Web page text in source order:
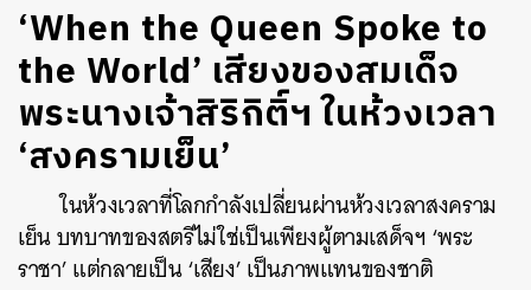
‘When the Queen Spoke to
the World’ เสียงของสมเด็จ
พระนางเจ้าสิริกิติ์ฯ ในห้วงเวลา
‘สงครามเย็น’
ในห้วงเวลาที่โลกกำลังเปลี่ยนผ่านห้วงเวลาสงคราม
เย็น บทบาทของสตรีไม่ใช่เป็นเพียงผู้ตามเสด็จฯ ‘พระ
ราชา’ แต่กลายเป็น ‘เสียง’ เป็นภาพแทนของชาติ